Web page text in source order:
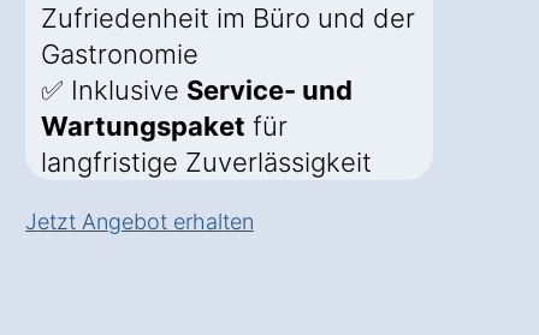
Zufriedenheit im Büro und der
Gastronomie
✅ Inklusive Service- und
Wartungspaket für
langfristige Zuverlässigkeit
Jetzt Angebot erhalten